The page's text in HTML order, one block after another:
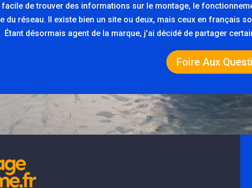
facile de trouver des informations sur le montage, le
du réseau. Il existe bien un site ou deux, mais ceux en
Étant désormais agent de la marque, j’ai décidé de partager
Foire Aux